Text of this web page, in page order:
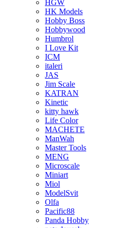
HGW
HK Models
Hobby Boss
Hobbywood
Humbrol
I Love Kit
ICM
italeri
JAS
Jim Scale
KATRAN
Kinetic
kitty hawk
Life Color
MACHETE
ManWah
Master Tools
MENG
Microscale
Miniart
Miol
ModelSvit
Olfa
Pacific88
Panda Hobby